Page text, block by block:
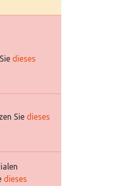
dieses
Sie dieses
dieses